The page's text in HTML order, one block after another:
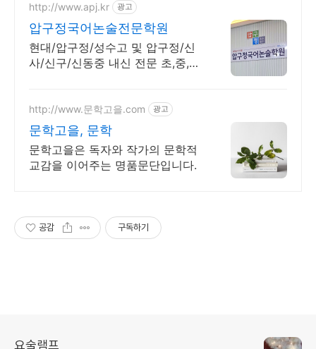
http://www.apj.kr 광고
압구정국어논술전문학원
현대/압구정/성수고 및 압구정/신
사/신구/신동중 내신 전문 초,중,고
http://www.문학고을.com 광고
문학고을, 문학
문학고을은 독자와 작가의 문학적
교감을 이어주는 명품문단입니다.
공감 구독하기
요술램프